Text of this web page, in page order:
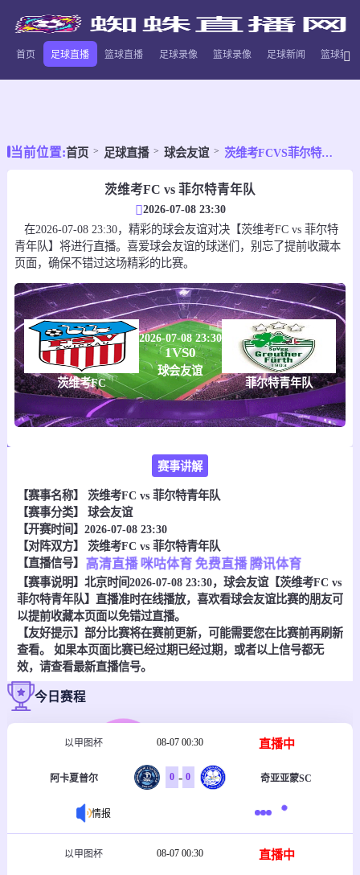
首页 足球直播 篮球直播 足球录像 篮球录像 足球新闻 篮球新闻
当前位置:首页 足球直播 球会友谊 茨维考FCVS菲尔特青年队
茨维考FC vs 菲尔特青年队
2026-07-08 23:30
在2026-07-08 23:30，精彩的球会友谊对决【茨维考FC vs 菲尔特
青年队】将进行直播。喜爱球会友谊的球迷们，别忘了提前收藏本
页面，确保不错过这场精彩的比赛。
茨维考FC
2026-07-08 23:30
1VS0
球会友谊
菲尔特青年队
赛事讲解
【赛事名称】 茨维考FC vs 菲尔特青年队
【赛事分类】 球会友谊
【开赛时间】2026-07-08 23:30
【对阵双方】 茨维考FC vs 菲尔特青年队
【直播信号】
高清直播 咪咕体育 免费直播 腾讯体育
【赛事说明】北京时间2026-07-08 23:30，球会友谊【茨维考FC vs
菲尔特青年队】直播准时在线播放，喜欢看球会友谊比赛的朋友可
以提前收藏本页面以免错过直播。
【友好提示】部分比赛将在赛前更新，可能需要您在比赛前再刷新
查看。 如果本页面比赛已经过期已经过期，或者以上信号都无
效，请查看最新直播信号。
今日赛程
以甲图杯 08-07 00:30 直播中
阿卡夏普尔 0 - 0 奇亚亚蒙SC
情报
以甲图杯 08-07 00:30 直播中